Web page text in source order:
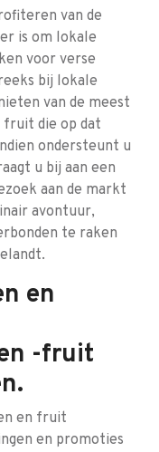
van de
is om lokale
voor verse
bij lokale
van de meest
fruit die op dat
ondersteunt u
u bij aan een
aan de markt
avontuur,
te raken
en
-fruit
en fruit
en promoties